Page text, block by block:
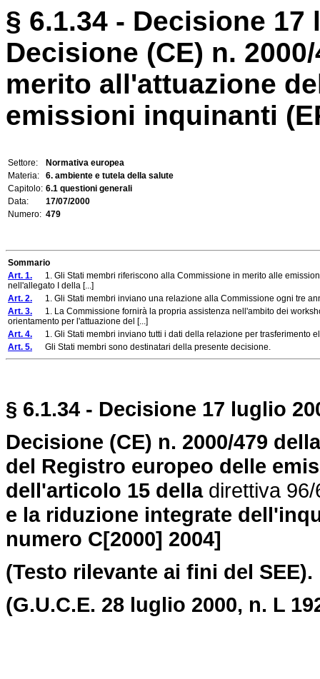
§ 6.1.34 - Decisione 17
Decisione (CE) n.
merito all'attuazione
emissioni inquinanti
Settore:
Normativa europea
Materia:
6. ambiente e tutela della salute
Capitolo: 6.1 questioni generali
Data:
17/07/2000
Numero: 479
Sommario
Art. 1. 1. Gli Stati membri riferiscono alla Commissione in merito alle
nell'allegato I della [...]
Art. 2. 1. Gli Stati membri inviano una relazione alla Commissione ogni tre
Art. 3. 1. La Commissione fornirà la propria assistenza nell'ambito dei
orientamento per l'attuazione del [...]
Art. 4. 1. Gli Stati membri inviano tutti i dati della relazione per trasferimento
Art. 5. Gli Stati membri sono destinatari della presente decisione.
§ 6.1.34 - Decisione 17 luglio
Decisione (CE) n. 2000/479
del Registro europeo delle
dell'articolo 15 della direttiva 96/
e la riduzione integrate
numero C[2000] 2004]
(Testo rilevante ai fini del SEE).
(G.U.C.E. 28 luglio 2000, n. L